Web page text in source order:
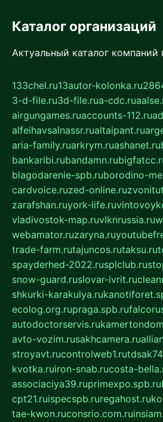
Каталог организаций
Актуальный каталог компаний
133chel.ru13autor-kolonka.ru
3-d-file.ru3d-file.rua-cdc.ru
airgungames.ruaccounts-112.ru
alfeihavsalnassr.rualtaipant.ru
aria-family.ruarkrym.ruashanet.ru
bankaribi.rubandamn.ru
blagodarenie-spb.ruborodino-
cardvoice.ruzed-online.ru
zarafshan.ruyork-life.ru
vladivostok-map.ruvlknrussia.ru
webamator.ruzaryna.ru
trade-farm.rutajuncos.rutaksu.ru
spayderhed-2022.rusplclub.ru
snow-guard.ruslovar-ivrit.ru
shkurki-karakulya.ru
ecolog.org.rupraga.spb.ru
autodoctorservis.ru
avto-vozim.rusakhcamera.ru
stroyavt.rucontrolweb1.ru
kvotka.ruiron-snab.rucosta-
associaciya39.ruprimexpo.spb.ru
cpt21.ruispecspb.ruregahost.ru
tae-kwon.ruconsrio.com.ru